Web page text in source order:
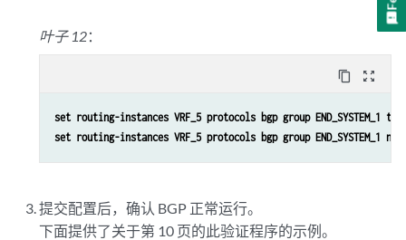
叶子 12：
content_copy zoom_out_map
set routing-instances VRF_5 protocols bgp group END_SYSTEM_1
set routing-instances VRF_5 protocols bgp group END_SYSTEM_1
提交配置后，确认 BGP 正常运行。
下面提供了关于第 10 页的此验证程序的示例。